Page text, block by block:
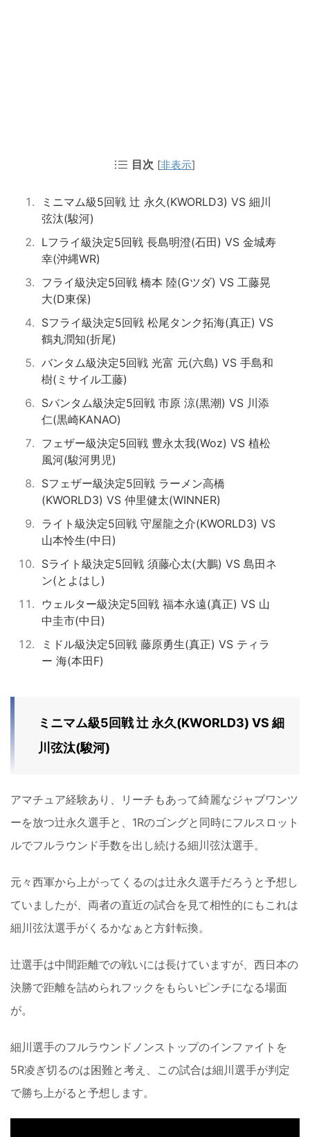
目次 [非表示]
ミニマム級5回戦 辻 永久(KWORLD3) VS 細川
弦汰(駿河)
Lフライ級決定5回戦 長島明澄(石田) VS 金城寿
幸(沖縄WR)
フライ級決定5回戦 橋本 陸(Gツダ) VS 工藤晃
大(D東保)
Sフライ級決定5回戦 松尾タンク拓海(真正) VS
鶴丸潤知(折尾)
バンタム級決定5回戦 光富 元(六島) VS 手島和
樹(ミサイル工藤)
Sバンタム級決定5回戦 市原 涼(黒潮) VS 川添
仁(黒崎KANAO)
フェザー級決定5回戦 豊永太我(Woz) VS 植松
風河(駿河男児)
Sフェザー級決定5回戦 ラーメン高橋
(KWORLD3) VS 仲里健太(WINNER)
ライト級決定5回戦 守屋龍之介(KWORLD3) VS
山本怜生(中日)
Sライト級決定5回戦 須藤心太(大鵬) VS 島田ネ
ン(とよはし)
ウェルター級決定5回戦 福本永遠(真正) VS 山
中圭市(中日)
ミドル級決定5回戦 藤原勇生(真正) VS ティラ
ー 海(本田F)
ミニマム級5回戦 辻 永久(KWORLD3) VS 細
川弦汰(駿河)
アマチュア経験あり、リーチもあって綺麗なジャブワンツ
ーを放つ辻永久選手と、1Rのゴングと同時にフルスロット
ルでフルラウンド手数を出し続ける細川弦汰選手。
元々西軍から上がってくるのは辻永久選手だろうと予想し
ていましたが、両者の直近の試合を見て相性的にもこれは
細川弦汰選手がくるかなぁと方針転換。
辻選手は中間距離での戦いには長けていますが、西日本の
決勝で距離を詰められフックをもらいピンチになる場面
が。
細川選手のフルラウンドノンストップのインファイトを
5R凌ぎ切るのは困難と考え、この試合は細川選手が判定
で勝ち上がると予想します。